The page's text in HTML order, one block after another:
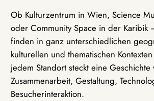
Ob Kulturzentrum in Wien, Science
oder Community Space in der Karibik
finden in ganz unterschiedlichen
kulturellen und thematischen
jedem Standort steckt eine Geschichte
Zusammenarbeit, Gestaltung,
Besucherinteraktion.